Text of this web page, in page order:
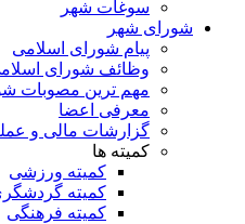
سوغات شهر
شورای شهر
پیام شورای اسلامی
وظائف شورای
مهم ترین مصوبات
معرفی اعضا
گزارشات مالی و
کمیته ها
کمیته ورزشی
کمیته گردشگری
کمیته فرهنگی